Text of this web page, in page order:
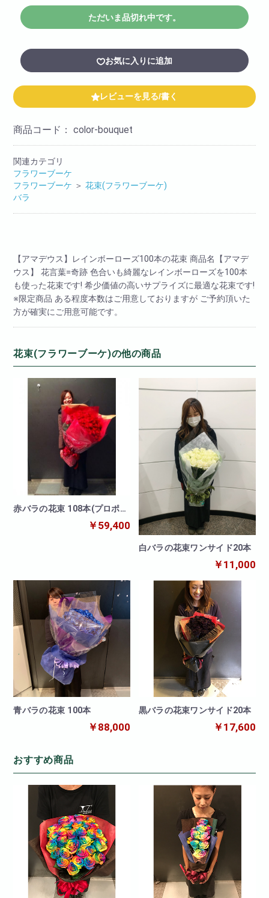
ただいま品切れ中です。
お気に入りに追加
レビューを見る/書く
商品コード：color-bouquet
関連カテゴリ
フラワーブーケ
フラワーブーケ ＞ 花束(フラワーブーケ)
バラ
【アマデウス】レインボーローズ100本の花束 商品名【アマデ
ウス】 花言葉=奇跡 色合いも綺麗なレインボーローズを100本
も使った花束です! 希少価値の高いサプライズに最適な花束です!
※限定商品 ある程度本数はご用意しておりますが ご予約頂いた
方が確実にご用意可能です。
花束(フラワーブーケ)の他の商品
赤バラの花束 108本(プロポー
￥59,400
白バラの花束ワンサイド20本
￥11,000
青バラの花束 100本
￥88,000
黒バラの花束ワンサイド20本
￥17,600
おすすめ商品